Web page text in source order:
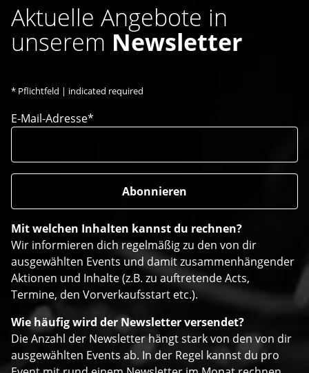
Aktuelle Angebote in
unserem Newsletter
* Pflichtfeld | indicated required
E-Mail-Adresse*
Mit welchen Inhalten kannst du rechnen?
Wir informieren dich regelmäßig zu den von dir
ausgewählten Events und damit zusammenhängender
Aktionen und Inhalte (z.B. zu auftretende Acts,
Termine, den Vorverkaufsstart etc.).
Wie häufig wird der Newsletter versendet?
Die Anzahl der Newsletter hängt stark von den von dir
ausgewählten Events ab. In der Regel kannst du pro